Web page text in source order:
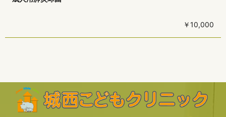
￥10,000